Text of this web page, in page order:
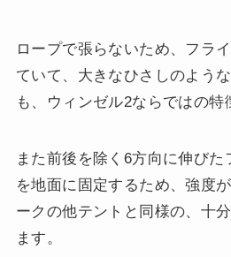
ロープで張らないため、フラ
ていて、大きなひさしのよう
も、ウィンゼル2ならではの特
また前後を除く6方向に伸び
を地面に固定するため、強度
ークの他テントと同様の、十
ます。